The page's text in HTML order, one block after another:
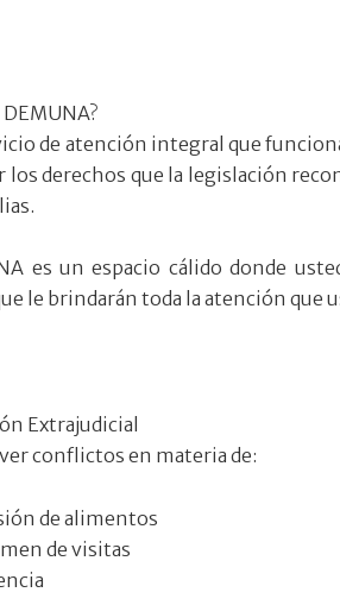
DEMUNA?
de atención integral que
los derechos que la legislación
es un espacio cálido donde
le brindarán toda la atención que
Extrajudicial
conflictos en materia de:
de alimentos
de visitas